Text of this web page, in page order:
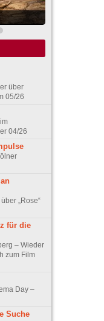
über
05/26
04/26
„Rose“
für die
– Wieder
zum Film
Day –
Suche